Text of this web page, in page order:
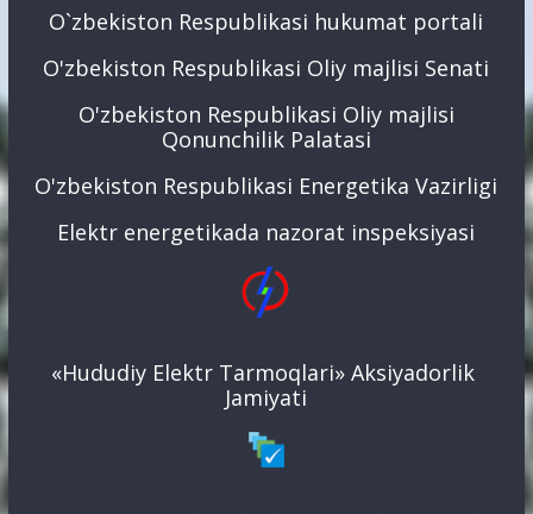
O`zbekiston Respublikasi hukumat portali
O'zbekiston Respublikasi Oliy majlisi Senati
O'zbekiston Respublikasi Oliy majlisi
Qonunchilik Palatasi
O'zbekiston Respublikasi Energetika Vazirligi
Elektr energetikada nazorat inspeksiyasi
«Hududiy Elektr Tarmoqlari» Aksiyadorlik
Jamiyati